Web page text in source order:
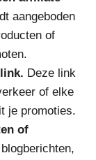
aangeboden
of
Deze link
of elke
je promoties.
of